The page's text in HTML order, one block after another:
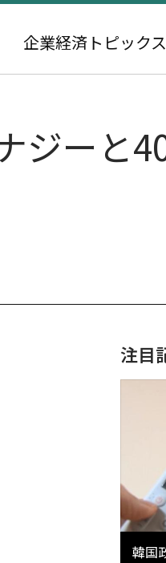
企業経済 トピックス
ジーと
注目
韓国